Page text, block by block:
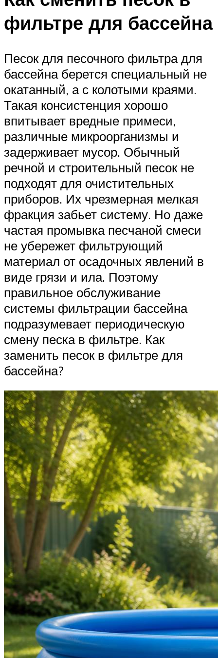
фильтре для бассейна
Песок для песочного фильтра для
бассейна берется специальный не
окатанный, а с колотыми краями.
Такая консистенция хорошо
впитывает вредные примеси,
различные микроорганизмы и
задерживает мусор. Обычный
речной и строительный песок не
подходят для очистительных
приборов. Их чрезмерная мелкая
фракция забьет систему. Но даже
частая промывка песчаной смеси
не убережет фильтрующий
материал от осадочных явлений в
виде грязи и ила. Поэтому
правильное обслуживание
системы фильтрации бассейна
подразумевает периодическую
смену песка в фильтре. Как
заменить песок в фильтре для
бассейна?